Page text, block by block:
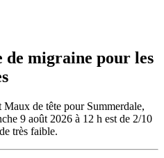
de migraine pour les
de tête pour Summerdale,
9 août 2026 à 12 h est de 2/10
très faible.